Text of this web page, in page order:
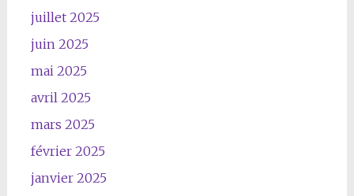
juillet 2025
juin 2025
mai 2025
avril 2025
mars 2025
février 2025
janvier 2025